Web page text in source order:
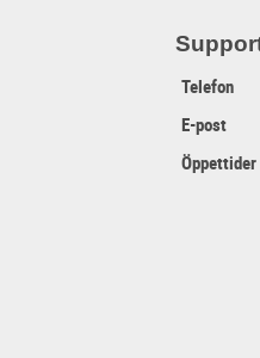
Telefon
E-post
Öppettider